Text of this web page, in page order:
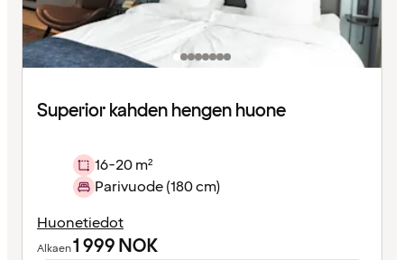
Superior kahden hengen huone
16-20 m²
Parivuode (180 cm)
Huonetiedot
Alkaen1 999NOK